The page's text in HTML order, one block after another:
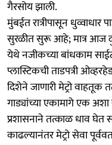
गैरसोय झाली.
मुंबईत रात्रीपासून
सुरळीत सुरू आहे; मात्र आज
येथे नजीकच्या बांधकाम
प्लास्टिकची ताडपत्री
दिशेने जाणारी मेट्रो वाहतूक
गाड्यांच्या एकामागे एक अशा
प्रशासनाने तत्काळ धाव घेत
काढल्यानंतर मेट्रो सेवा